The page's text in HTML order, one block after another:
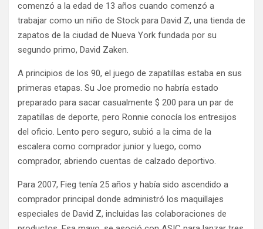
comenzó a la edad de 13 años cuando comenzó a
trabajar como un niño de Stock para David Z, una tienda de
zapatos de la ciudad de Nueva York fundada por su
segundo primo, David Zaken.
A principios de los 90, el juego de zapatillas estaba en sus
primeras etapas. Su Joe promedio no habría estado
preparado para sacar casualmente $ 200 para un par de
zapatillas de deporte, pero Ronnie conocía los entresijos
del oficio. Lento pero seguro, subió a la cima de la
escalera como comprador junior y luego, como
comprador, abriendo cuentas de calzado deportivo.
Para 2007, Fieg tenía 25 años y había sido ascendido a
comprador principal donde administró los maquillajes
especiales de David Z, incluidas las colaboraciones de